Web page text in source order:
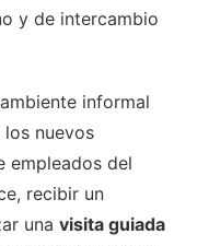
y de intercambio
informal
nuevos
empleados del
recibir un
una visita guiada